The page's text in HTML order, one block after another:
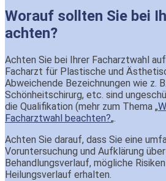
Worauf sollten Sie bei
achten?
Achten Sie bei Ihrer Facharztwahl
Facharzt für Plastische und
Abweichende Bezeichnungen wie z.
Schönheitschirurg, etc. sind
die Qualifikation (mehr zum Thema „
Facharztwahl beachten?„.
Achten Sie darauf, dass Sie eine
Voruntersuchung und Aufklärung
Behandlungsverlauf, mögliche
Heilungsverlauf erhalten.